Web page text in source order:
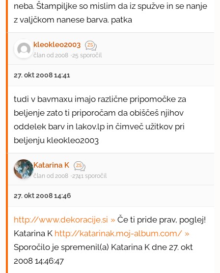
neba. Štampiljke so mislim da iz spužve in se nanje
z valjčkom nanese barva. patka
kleokleo2003
član od 2008 25 sporočil
27. okt 2008 14:41
tudi v bavmaxu imajo različne pripomočke za
beljenje zato ti priporočam da obiščeš njihov
oddelek barv in lakov.lp in čimveč užitkov pri
beljenju kleokleo2003
Katarina K
član od 2008 2741 sporočil
27. okt 2008 14:46
http://www.dekoracije.si
Če ti pride prav, poglej!
Katarina K http://katarinak.moj-album.com/
Sporočilo je spremenil(a) Katarina K dne 27. okt
2008 14:46:47